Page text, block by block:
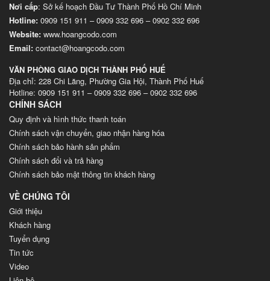
Nơi cấp: Sở kế hoạch Đầu Tư Thành Phố Hồ Chí Minh
Hotline: 0909 151 911 –0909 332 696 –0902 332 696
Website: www.hoangcodo.com
Email: contact@hoangcodo.com
VĂN PHÒNG GIAO DỊCH THÀNH PHỐ HUẾ
Địa chỉ: 228 Chi Lăng, Phường Gia Hội, Thành Phố Huế
Hotline: 0909 151 911 – 0909 332 696 – 0902 332 696
CHÍNH SÁCH
Quy định và hình thức thanh toán
Chính sách vận chuyển, giao nhận hàng hóa
Chính sách bảo hành sản phẩm
Chính sách đổi và trả hàng
Chính sách bảo mật thông tin khách hàng
VỀ CHÚNG TÔI
Giới thiệu
Khách hàng
Tuyển dụng
Tin tức
Video